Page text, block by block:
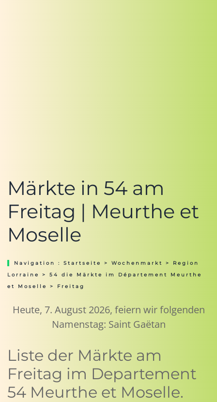
Märkte in 54 am
Freitag | Meurthe et
Moselle
Navigation : Startseite > Wochenmarkt > Region
Lorraine
> 54 die Märkte im Département Meurthe
et Moselle
> Freitag
Heute, 7. August 2026, feiern wir folgenden
Namenstag: Saint Gaëtan
Liste der Märkte am
Freitag im Departement
54 Meurthe et Moselle.